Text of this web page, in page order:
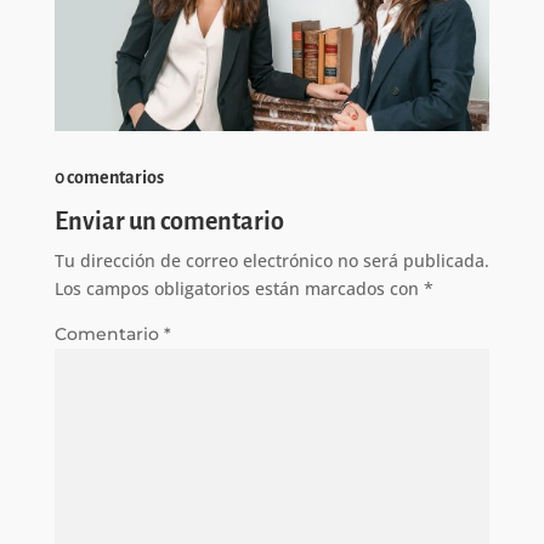
0 comentarios
Enviar un comentario
Tu dirección de correo electrónico no será publicada.
Los campos obligatorios están marcados con *
Comentario *